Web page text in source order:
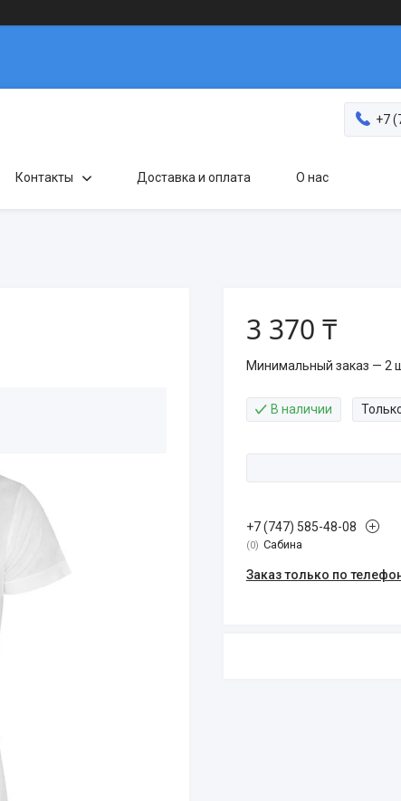
+7
Контакты Доставка и оплата О нас
3 370 ₸
Минимальный заказ — 2
В наличии
+7 (747) 585-48-08
0 Сабина
Заказ только по